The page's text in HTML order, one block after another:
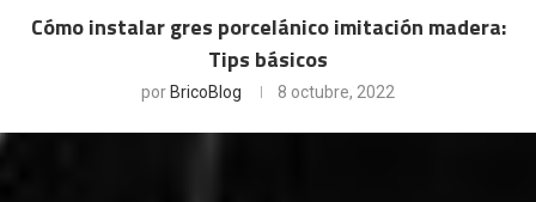
Cómo instalar gres porcelánico imitación madera:
Tips básicos
porBricoBlog 8 octubre, 2022